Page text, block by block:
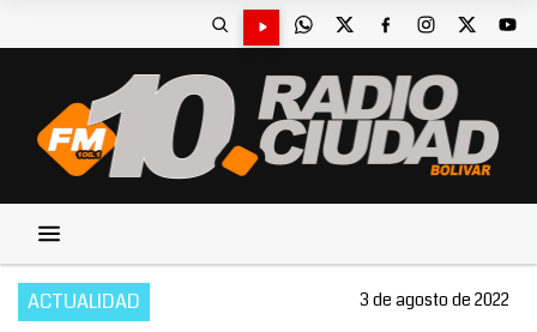
ACTUALIDAD 3 de agosto de 2022